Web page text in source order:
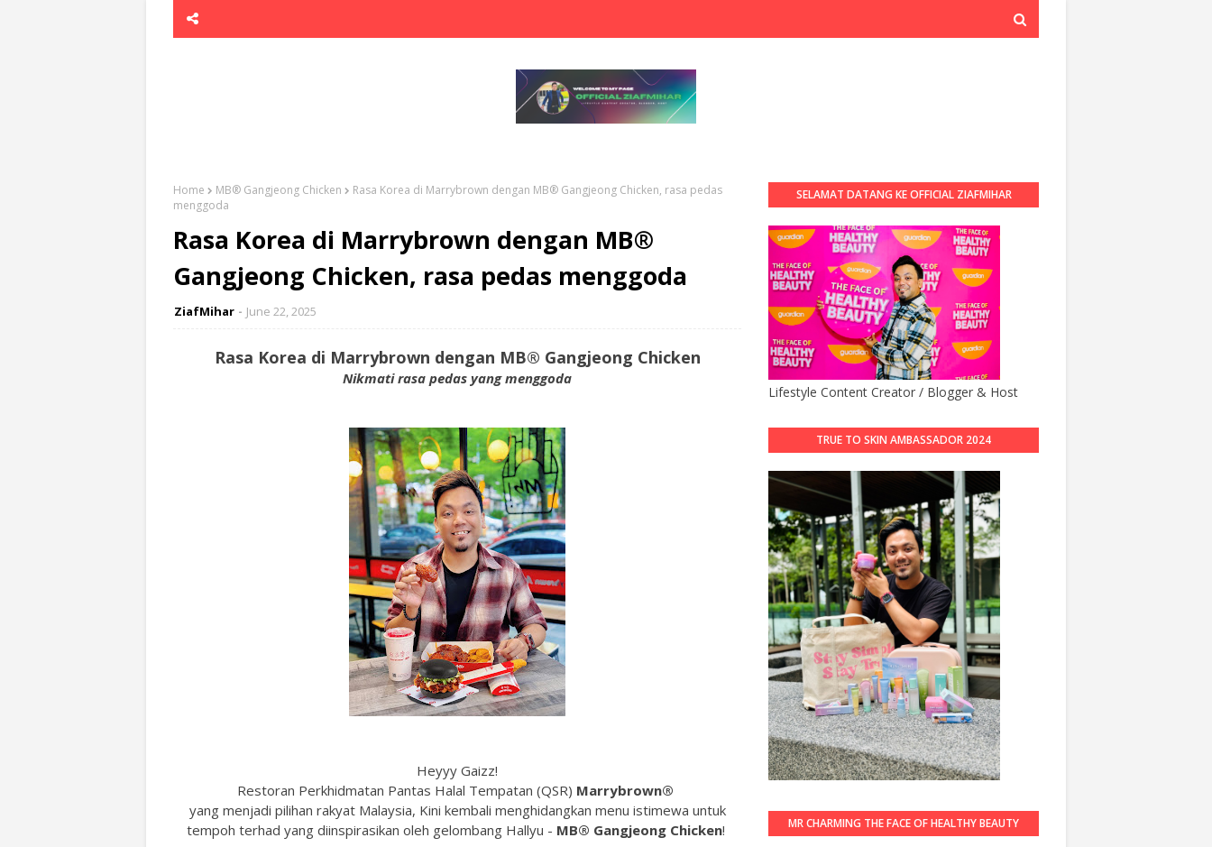
Home MB® Gangjeong Chicken
Rasa Korea di Marrybrown dengan MB® Gangjeong Chicken, rasa pedas
menggoda
Rasa Korea di Marrybrown dengan MB®
Gangjeong Chicken, rasa pedas menggoda
ZiafMihar June 22, 2025
Rasa Korea di Marrybrown dengan MB® Gangjeong Chicken
Nikmati rasa pedas yang menggoda
Heyyy Gaizz!
Restoran Perkhidmatan Pantas Halal Tempatan (QSR) Marrybrown®
yang menjadi pilihan rakyat Malaysia, Kini kembali menghidangkan menu istimewa untuk
tempoh terhad yang diinspirasikan oleh gelombang Hallyu - MB® Gangjeong Chicken!
SELAMAT DATANG KE OFFICIAL ZIAFMIHAR
Lifestyle Content Creator / Blogger & Host
TRUE TO SKIN AMBASSADOR 2024
MR CHARMING THE FACE OF HEALTHY BEAUTY